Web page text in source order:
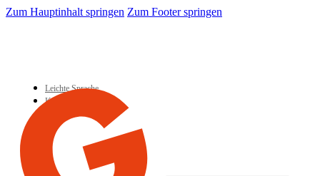
Zum Hauptinhalt springen Zum Footer springen
Leichte Sprache
Kontakt